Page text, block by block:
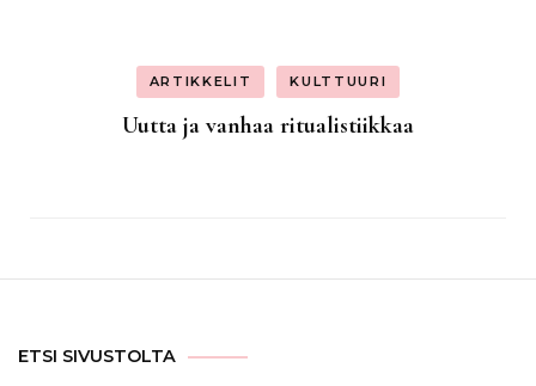
ARTIKKELIT KULTTUURI
Uutta ja vanhaa ritualistiikkaa
ETSI SIVUSTOLTA